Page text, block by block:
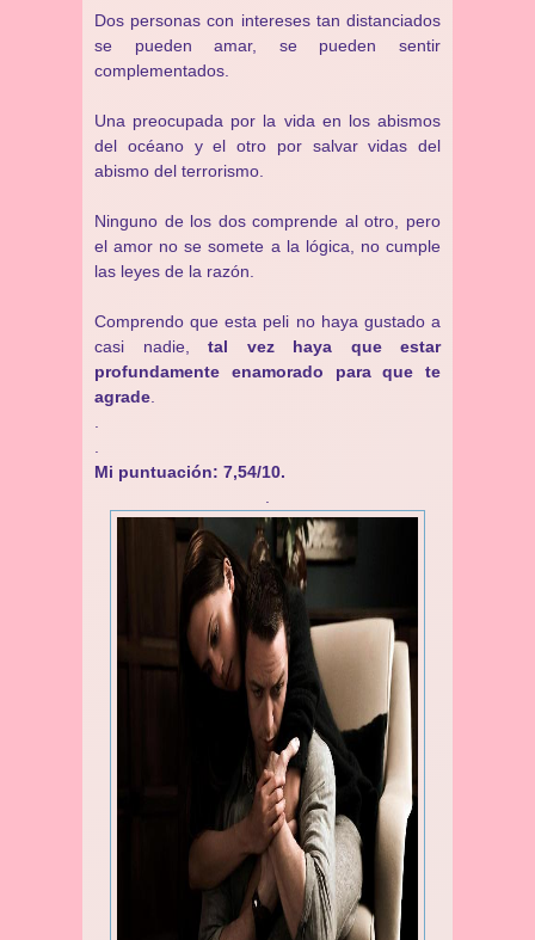
Dos personas con intereses tan distanciados
se pueden amar, se pueden sentir
complementados.
Una preocupada por la vida en los abismos
del océano y el otro por salvar vidas del
abismo del terrorismo.
Ninguno de los dos comprende al otro, pero
el amor no se somete a la lógica, no cumple
las leyes de la razón.
Comprendo que esta peli no haya gustado a
casi nadie, tal vez haya que estar
profundamente enamorado para que te
agrade
Mi puntuación: 7,54/10.